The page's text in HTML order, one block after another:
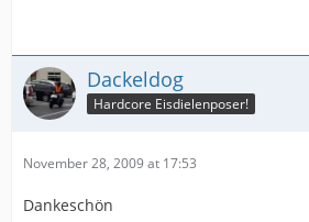
Dackeldog
Hardcore Eisdielenposer!
November 28, 2009 at 17:53
Dankeschön